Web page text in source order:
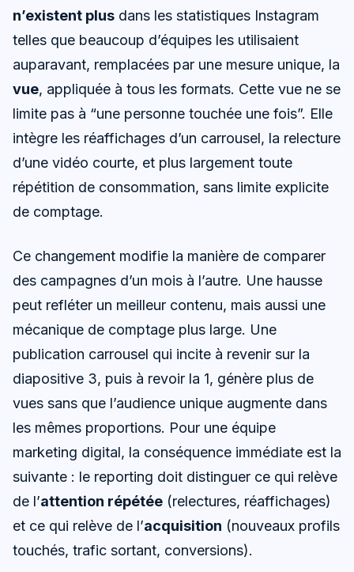
n’existent plus dans les statistiques Instagram
telles que beaucoup d’équipes les utilisaient
auparavant, remplacées par une mesure unique, la
vue, appliquée à tous les formats. Cette vue ne se
limite pas à “une personne touchée une fois”. Elle
intègre les réaffichages d’un carrousel, la relecture
d’une vidéo courte, et plus largement toute
répétition de consommation, sans limite explicite
de comptage.
Ce changement modifie la manière de comparer
des campagnes d’un mois à l’autre. Une hausse
peut refléter un meilleur contenu, mais aussi une
mécanique de comptage plus large. Une
publication carrousel qui incite à revenir sur la
diapositive 3, puis à revoir la 1, génère plus de
vues sans que l’audience unique augmente dans
les mêmes proportions. Pour une équipe
marketing digital, la conséquence immédiate est la
suivante : le reporting doit distinguer ce qui relève
de l’attention répétée (relectures, réaffichages)
et ce qui relève de l’acquisition (nouveaux profils
touchés, trafic sortant, conversions).